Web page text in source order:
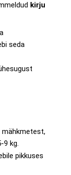
kirju
seda
mähkmetest,
9 kg.
pikkuses